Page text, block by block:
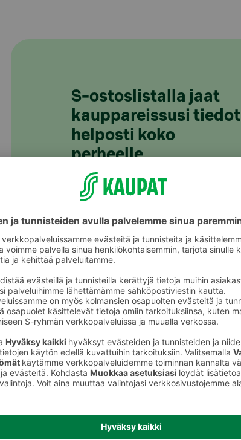
S-ostoslistalla jaat
kauppareissusi tiedot
helposti koko
perheelle
S-ostoslista-sovelluksesta löydät nyt
kaikki S-ryhmän myymälät, niiden
rakentaa ostoslistan kätevästi
sovelluksessa ja jakaa sen
perheenjäsenille täydennettäväksi.
S-kaupat-ruokaverkkokaupassa voit
tehdä ostoslistasitäällä ja tilata ruoat
kotiin tai noutopisteelle.
Lataa S-ostoslista-sovellus